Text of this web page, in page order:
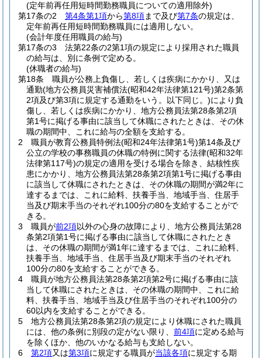
(定年前再任用短時間勤務職員についての適用除外)
第17条の2
第4条第1項から第8項まで及び第7条の規定は、
定年前再任用短時間勤務職員には適用しない。
(会計年度任用職員の給与)
第17条の3
法第22条の2第1項の規定により採用された職員
の給与は、別に条例で定める。
(休職者の給与)
第18条
職員が公務上負傷し、若しくは疾病にかかり、又は
通勤(地方公務員災害補償法(昭和42年法律第121号)第2条第
2項及び第3項に規定する通勤をいう。以下同じ。)により負
傷し、若しくは疾病にかかり、地方公務員法第28条第2項
第1号に掲げる事由に該当して休職にされたときは、その休
職の期間中、これに給与の全額を支給する。
2
職員が教育公務員特例法(昭和24年法律第1号)第14条及び
公立の学校の事務職員の休職の特例に関する法律(昭和32年
法律第117号)の規定の適用を受ける場合を除き、結核性疾
患にかかり、地方公務員法第28条第2項第1号に掲げる事由
に該当して休職にされたときは、その休職の期間が満2年に
達するまでは、これに給料、扶養手当、地域手当、住居手
当及び期末手当のそれぞれ100分の80を支給することがで
きる。
3
職員が前2項以外の心身の故障により、地方公務員法第28
条第2項第1号に掲げる事由に該当して休職にされたとき
は、その休職の期間が満1年に達するまでは、これに給料、
扶養手当、地域手当、住居手当及び期末手当のそれぞれ
100分の80を支給することができる。
4
職員が地方公務員法第28条第2項第2号に掲げる事由に該
当して休職にされたときは、その休職の期間中、これに給
料、扶養手当、地域手当及び住居手当のそれぞれ100分の
60以内を支給することができる。
5
地方公務員法第28条第2項の規定により休職にされた職員
には、他の条例に別段の定がない限り、 前4項に定める給与
を除くほか、他のいかなる給与も支給しない。
6
第2項又は第3項に規定する職員が当該各項に規定する期